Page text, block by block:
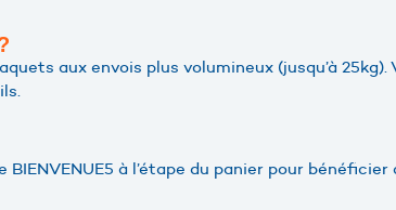
aux envois plus volumineux (jusqu’à 25kg).
à l’étape du panier pour bénéficier